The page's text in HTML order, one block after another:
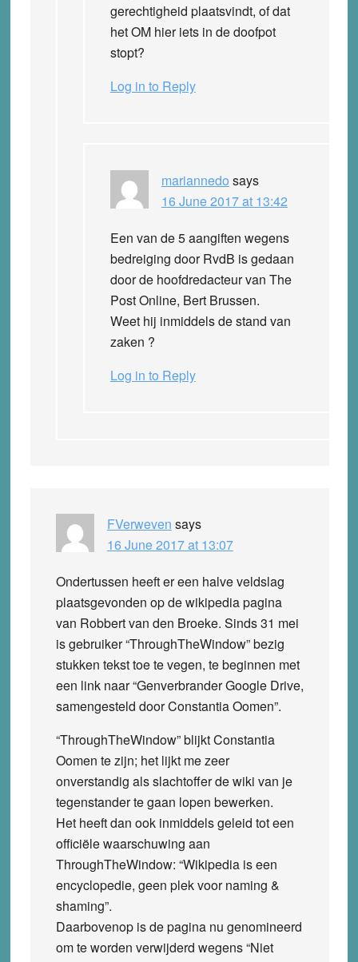
gerechtigheid plaatsvindt, of dat
het OM hier iets in de doofpot
stopt?
Log in to Reply
mariannedo says
16 June 2017 at 13:42
Een van de 5 aangiften wegens
bedreiging door RvdB is gedaan
door de hoofdredacteur van The
Post Online, Bert Brussen.
Weet hij inmiddels de stand van
zaken ?
Log in to Reply
FVerweven says
16 June 2017 at 13:07
Ondertussen heeft er een halve veldslag
plaatsgevonden op de wikipedia pagina
van Robbert van den Broeke. Sinds 31 mei
is gebruiker “ThroughTheWindow” bezig
stukken tekst toe te vegen, te beginnen met
een link naar “Genverbrander Google Drive,
samengesteld door Constantia Oomen”.
“ThroughTheWindow” blijkt Constantia
Oomen te zijn; het lijkt me zeer
onverstandig als slachtoffer de wiki van je
tegenstander te gaan lopen bewerken.
Het heeft dan ook inmiddels geleid tot een
officiële waarschuwing aan
ThroughTheWindow: “Wikipedia is een
encyclopedie, geen plek voor naming &
shaming”.
Daarbovenop is de pagina nu genomineerd
om te worden verwijderd wegens “Niet